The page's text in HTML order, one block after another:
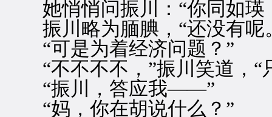
她悄悄问振川：“你同如瑛
振川略为腼腆，“还没有呢
“可是为着经济问题？”
“不不不不，”振川笑道，“
“振川，答应我——”
“妈，你在胡说什么？”